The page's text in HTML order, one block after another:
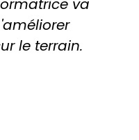
va
le terrain.